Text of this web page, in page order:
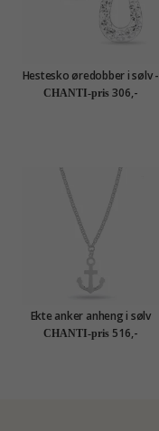
Hestesko øredobber i sølv -
Little Ones
CHANTI-pris 306,-
Ekte anker anheng i sølv
CHANTI-pris 516,-